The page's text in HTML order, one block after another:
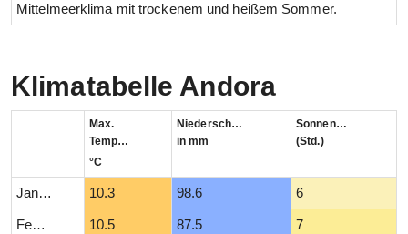
Mittelmeerklima mit trockenem und heißem Sommer.
Klimatabelle Andora
Max.
Temperatur
°C
Niederschlag
in mm
Sonnenstunden
(Std.)
Januar 10.3 98.6 6
Februar 10.5 87.5 7